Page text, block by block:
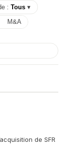
: Tous ▾
M&A
de SFR